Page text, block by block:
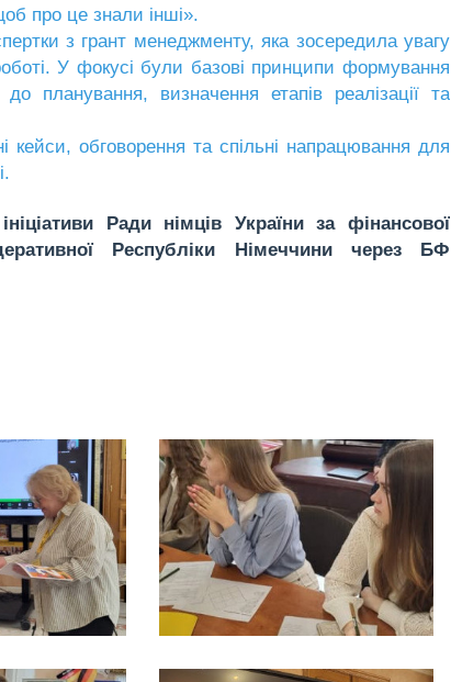
про це знали інші».
з грант менеджменту, яка зосередила увагу
У фокусі були базові принципи формування
планування, визначення етапів реалізації та
обговорення та спільні напрацювання для
Ради німців України за фінансової
Республіки Німеччини через БФ